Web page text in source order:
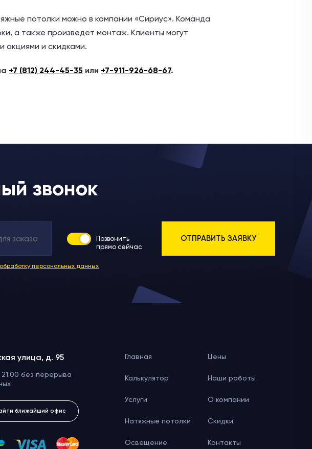
потолки можно в компании «Сириус». Команда
а также произведет монтаж. Клиенты могут
акциями и скидками.
+7 (812) 244-45-35 или +7-911-926-68-67.
звонок
Позвонить
прямо сейчас
персональных данных
улица, д. 95
без перерыва
ближайший офис
Главная
Калькулятор
Услуги
Натяжные потолки
Освещение
Цены
Наши работы
О компании
Скидки
Контакты